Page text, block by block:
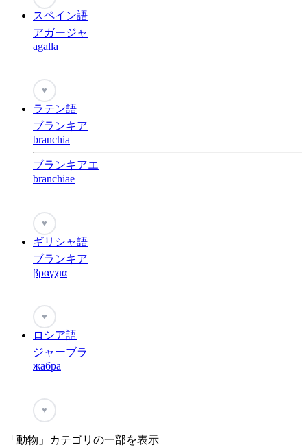
スペイン語
アガージャ
agalla
♥
ラテン語
ブランキア
branchia
ブランキアエ
branchiae
♥
ギリシャ語
ブランキア
βραγχια
♥
ロシア語
ジャーブラ
жабра
♥
「動物」カテゴリの一部を表示